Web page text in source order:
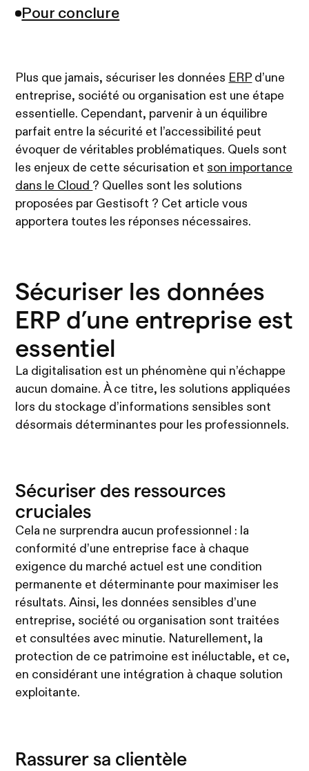
Pour conclure
Plus que jamais, sécuriser les données ERP d’une
entreprise, société ou organisation est une étape
essentielle. Cependant, parvenir à un équilibre
parfait entre la sécurité et l’accessibilité peut
évoquer de véritables problématiques. Quels sont
les enjeux de cette sécurisation et son importance
dans le Cloud ? Quelles sont les solutions
proposées par Gestisoft ? Cet article vous
apportera toutes les réponses nécessaires.
Sécuriser les données
ERP d’une entreprise est
essentiel
La digitalisation est un phénomène qui n’échappe
aucun domaine. À ce titre, les solutions appliquées
lors du stockage d’informations sensibles sont
désormais déterminantes pour les professionnels.
Sécuriser des ressources
cruciales
Cela ne surprendra aucun professionnel : la
conformité d’une entreprise face à chaque
exigence du marché actuel est une condition
permanente et déterminante pour maximiser les
résultats. Ainsi, les données sensibles d’une
entreprise, société ou organisation sont traitées
et consultées avec minutie. Naturellement, la
protection de ce patrimoine est inéluctable, et ce,
en considérant une intégration à chaque solution
exploitante.
Rassurer sa clientèle